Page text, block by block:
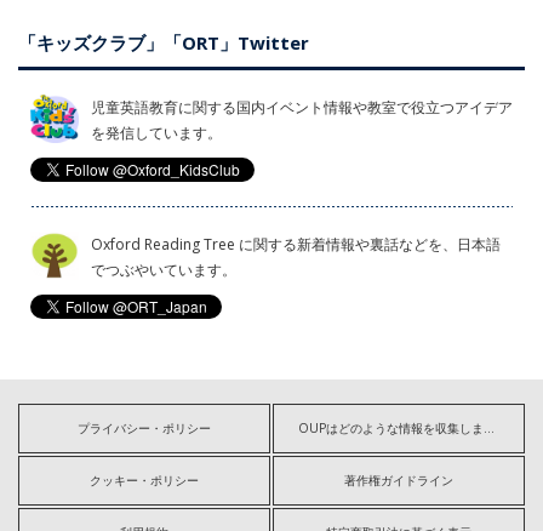
「キッズクラブ」「ORT」Twitter
児童英語教育に関する国内イベント情報や教室で役立つアイデア
を発信しています。
Oxford Reading Tree に関する新着情報や裏話などを、日本語
でつぶやいています。
プライバシー・ポリシー OUPはどのような情報を収集しますか?
クッキー・ポリシー 著作権ガイドライン